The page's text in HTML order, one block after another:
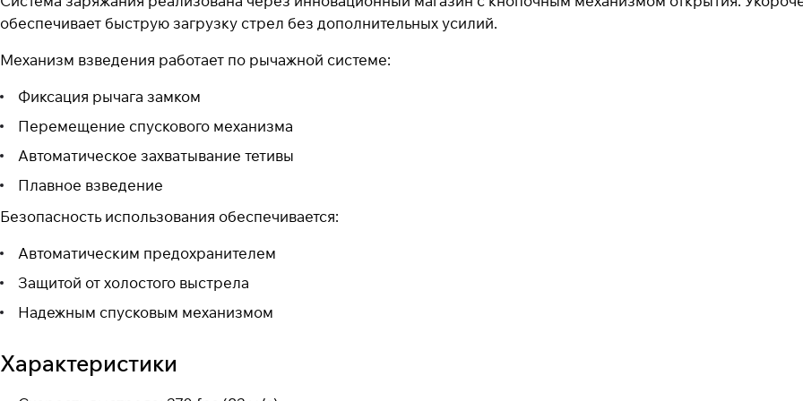
обеспечивает быструю загрузку стрел без дополнительных усилий.
Механизм взведения работает по рычажной системе:
Фиксация рычага замком
Перемещение спускового механизма
Автоматическое захватывание тетивы
Плавное взведение
Безопасность использования обеспечивается:
Автоматическим предохранителем
Защитой от холостого выстрела
Надежным спусковым механизмом
Характеристики